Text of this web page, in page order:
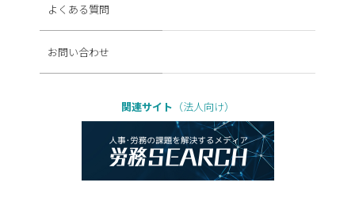
よくある質問
お問い合わせ
関連サイト （法人向け）